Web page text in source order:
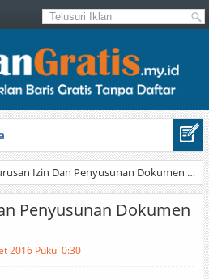
2012 Putih
Izin Dan Penyusunan Dokumen Pertambangan
Penyusunan Dokumen
2016 Pukul 0:30